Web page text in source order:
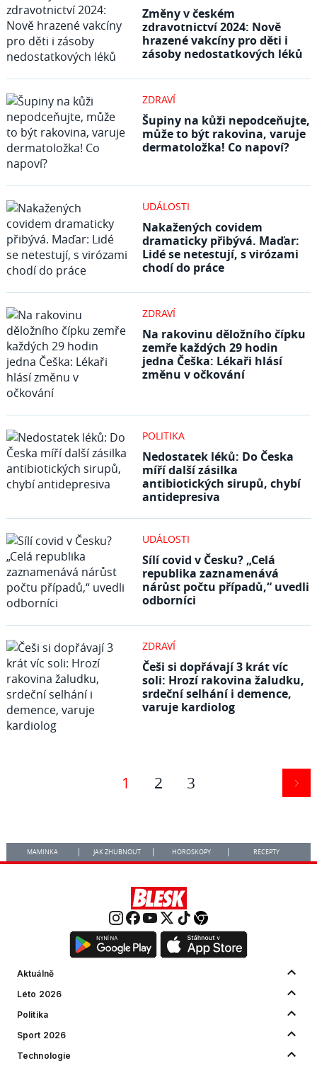
Změny v českém
zdravotnictví 2024: Nově
hrazené vakcíny pro děti i
zásoby nedostatkových léků
ZDRAVÍ
Šupiny na kůži nepodceňujte,
může to být rakovina, varuje
dermatoložka! Co napoví?
UDÁLOSTI
Nakažených covidem
dramaticky přibývá. Maďar:
Lidé se netestují, s virózami
chodí do práce
ZDRAVÍ
Na rakovinu děložního čípku
zemře každých 29 hodin
jedna Češka: Lékaři hlásí
změnu v očkování
POLITIKA
Nedostatek léků: Do Česka
míří další zásilka
antibiotických sirupů, chybí
antidepresiva
UDÁLOSTI
Sílí covid v Česku? „Celá
republika zaznamenává
nárůst počtu případů,“ uvedli
odborníci
ZDRAVÍ
Češi si dopřávají 3 krát víc
soli: Hrozí rakovina žaludku,
srdeční selhání i demence,
varuje kardiolog
1 2 3
MAMINKA JAK ZHUBNOUT HOROSKOPY RECEPTY
Aktuálně
Léto 2026
Politika
Sport 2026
Technologie